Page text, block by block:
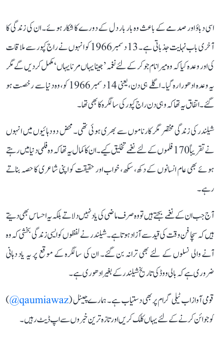
اسی دباؤ اور صدمے کے باعث وہ بار بار دل کے دورے کا شکار ہوئے۔ ان کی زندگی کا
آخری باب نہایت جذباتی ہے۔ 13 دسمبر 1966 کو انہوں نے راج کپور سے ملاقات
کی اور وعدہ کیا کہ وہ میرا نام جوکر کے لئے نغمہ ’جینا یہاں مرنا یہاں‘ مکمل کر دیں گے مگر
یہ وعدہ ادھورا رہ گیا۔ اگلے ہی دن، یعنی 14 دسمبر 1966 کو، وہ دنیا سے رخصت ہو
گئے۔ اتفاق یہ تھا کہ وہی دن راج کپور کی سالگرہ کا بھی تھا۔
شیلندر کی زندگی مختصر مگر کارناموں سے بھری ہوئی تھی۔ محض دو دہائیوں میں انہوں
نے تقریباً 170 فلموں کے لئے نغمے تخلیق کیے۔ ان کا کمال یہ تھا کہ وہ فلمی دنیا میں رہتے
ہوئے بھی عام انسانوں کے دکھ، سکھ، خواب اور حقیقت کو اپنی شاعری کا حصہ بناتے
رہے۔
آج جب ان کے نغمے بجتے ہیں تو وہ صرف ماضی کی یاد نہیں دلاتے بلکہ یہ احساس بھی دیتے
ہیں کہ سچا فن وقت کی قید سے آزاد ہوتا ہے۔ شیلندر نے لفظوں کو ایسی زندگی بخشی کہ وہ
آنے والی نسلوں کے لئے بھی ترانہ بن گئے۔ ان کی سالگرہ کے موقع پر یہ یاد دہانی
ضروری ہے کہ بالی ووڈ کی تاریخ شیلندر کے بغیر ادھوری ہے۔
قومی آواز اب ٹیلی گرام پر بھی دستیاب ہے۔ ہمارے چینل (qaumiawaz@
)
کو جوائن کرنے کے لئے یہاں کلک کریں اور تازہ ترین خبروں سے اپ ڈیٹ رہیں۔